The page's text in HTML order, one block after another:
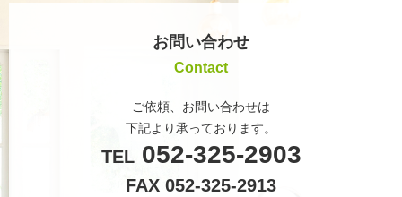
お問い合わせ
Contact
ご依頼、お問い合わせは
下記より承っております。
TEL052-325-2903
FAX 052-325-2913